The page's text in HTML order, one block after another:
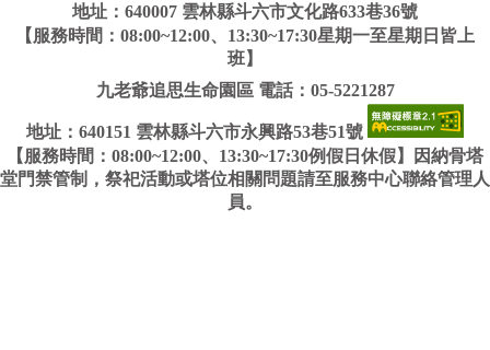
地址：640007 雲林縣斗六市文化路633巷36號
【服務時間：08:00~12:00、13:30~17:30星期一至星期日皆上
班】
九老爺追思生命園區 電話：05-5221287
地址：640151 雲林縣斗六市永興路53巷51號
【服務時間：08:00~12:00、13:30~17:30例假日休假】因納骨塔
堂門禁管制，祭祀活動或塔位相關問題請至服務中心聯絡管理人
員。